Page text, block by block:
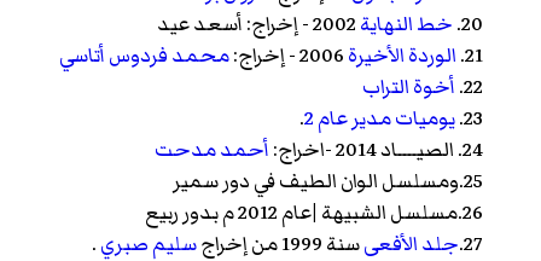
20. خط النهاية
أسعد عيد
21. الوردة الأخيرة
محمد فردوس أتاسي
22. أخوة التراب
23. يوميات مدير عام 2 .
24. الصيــــاد
أحمد مدحت
25.ومسلسل الوان الطيف في دور سمير
26.مسلسل
الشبيهة |عام 2012 م بدور ربيع
27.جلد الأفعىسنة 1999 من إخراج سليم صبري.